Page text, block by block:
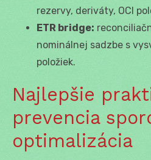
rezervy, deriváty, OCI
ETR bridge:
nominálnej sadzbe s
položiek.
Najlepšie
prevencia
optimalizácia